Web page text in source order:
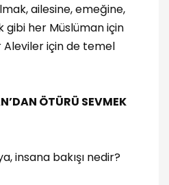
ailesine, emeğine,
gibi her Müslüman için
için de temel
ÖTÜRÜ SEVMEK
insana bakışı nedir?